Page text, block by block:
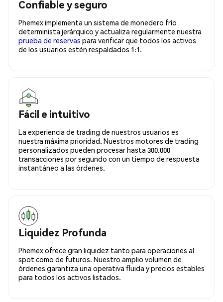
Confiable y seguro
Phemex implementa un sistema de monedero frío
determinista jerárquico y actualiza regularmente nuestra
prueba de reservas para verificar que todos los activos
de los usuarios estén respaldados 1:1.
Fácil e intuitivo
La experiencia de trading de nuestros usuarios es
nuestra máxima prioridad. Nuestros motores de trading
personalizados pueden procesar hasta 300.000
transacciones por segundo con un tiempo de respuesta
instantáneo a las órdenes.
Liquidez Profunda
Phemex ofrece gran liquidez tanto para operaciones al
spot como de futuros. Nuestro amplio volumen de
órdenes garantiza una operativa fluida y precios estables
para todos los activos listados.